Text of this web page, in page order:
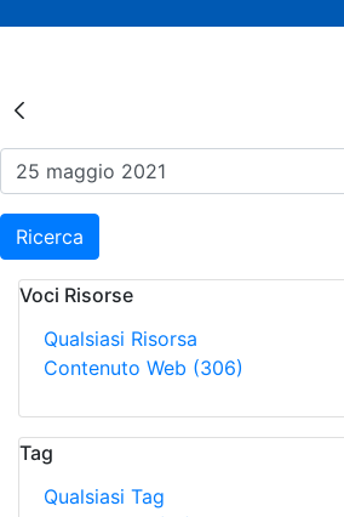
Risultati della
Ricerca
Voci Risorse
Qualsiasi Risorsa
Contenuto Web (306)
Tag
Qualsiasi Tag